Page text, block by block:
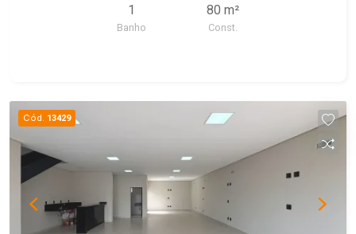
1
Banho
80 m²
Const.
Cód. 13429